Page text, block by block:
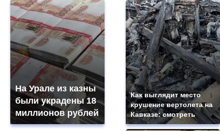
На Урале из казны
были украдены 18
миллионов рублей
Как выглядит место
крушение вертолета на
Кавказе: смотреть